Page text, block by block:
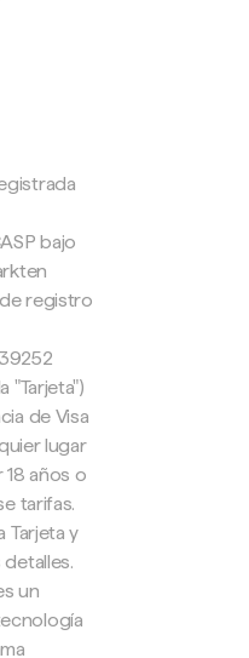
bajo
registro
"Tarjeta")
de Visa
lugar
años o
tarifas.
Tarjeta y
un